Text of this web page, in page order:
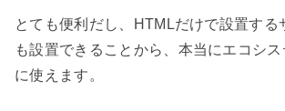
とても便利だし、HTMLだけで設置する
も設置できることから、本当にエコシス
に使えます。